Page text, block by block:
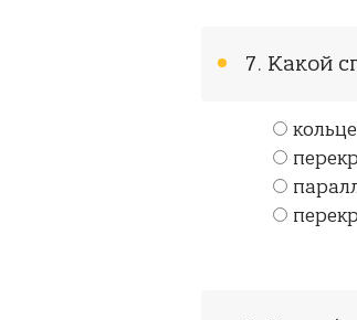
7. Какой